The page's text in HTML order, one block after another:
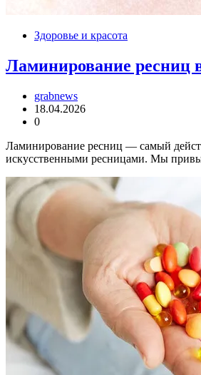
Здоровье и красота
Ламинирование ресниц
grabnews
18.04.2026
0
Ламинирование ресниц — самый
искусственными ресницами. Мы